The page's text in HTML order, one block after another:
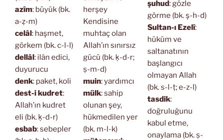
azîm: büyük (bk.
a-ẓ-m)
celâl: haşmet,
görkem (bk. c-l-l)
dellâl: ilân edici,
duyurucu
denk: paket, koli
dest-i kudret:
Allah’ın kudret
eli (bk. ḳ-d-r)
esbab: sebepler
herşey
Kendisine
muhtaç olan
Allah’ın sınırsız
gücü (bk. ḳ-d-r;
ṣ-m-d)
muin: yardımcı
mülk: sahip
olunan şey,
hükmedilen yer
(bk. m-l-k)
şuhud: gözle
görme (bk. ş-h-d)
Sultan-ı Ezelî:
hüküm ve
saltanatının
başlangıcı
olmayan Allah
(bk. s-l-ṭ; e-z-l)
tasdik:
doğruluğunu
kabul etme,
onaylama (bk. ṣ-